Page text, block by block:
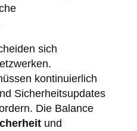
sich
kontinuierlich
Sicherheitsupdates
Die Balance
und